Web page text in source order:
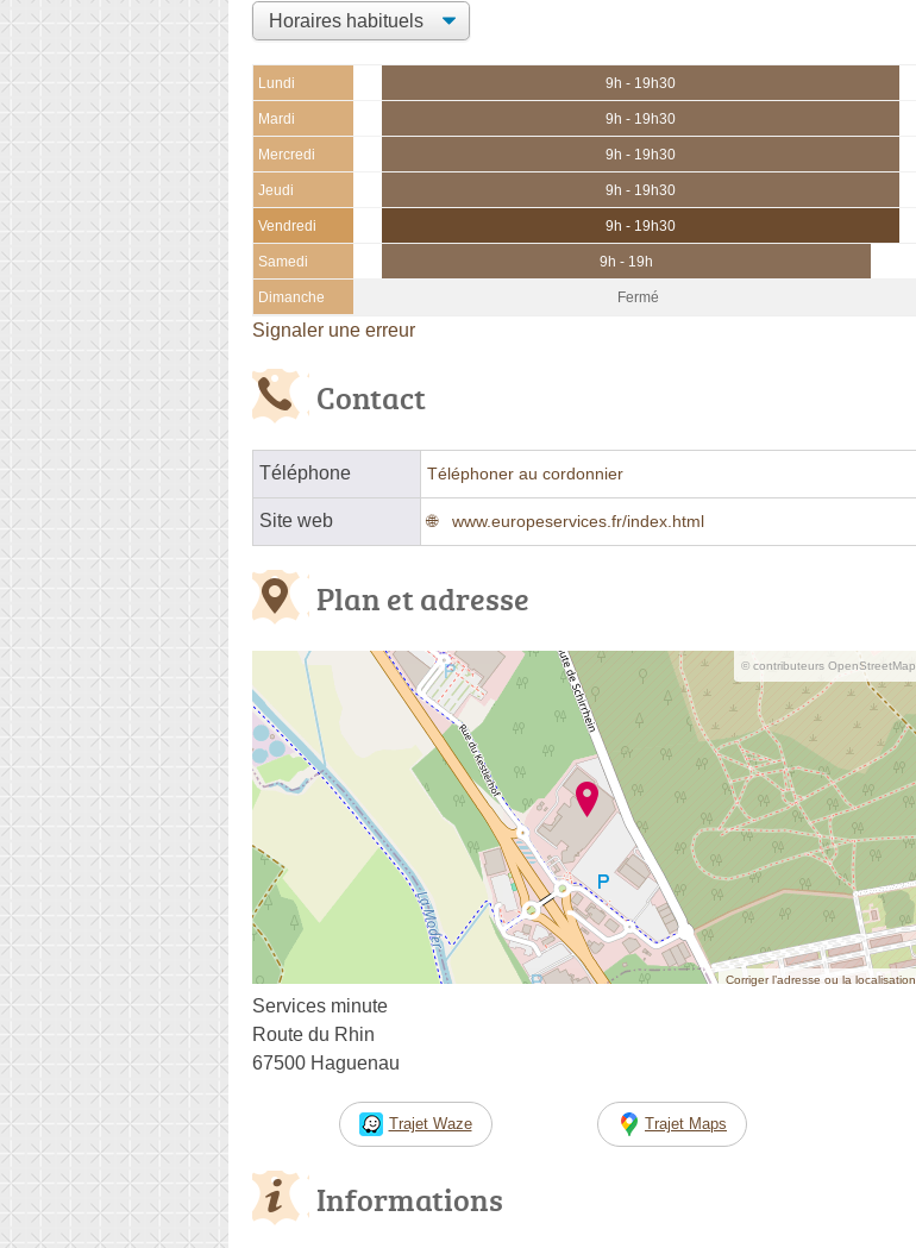
Lundi 9h - 19h30
Mardi 9h - 19h30
Mercredi 9h - 19h30
Jeudi 9h - 19h30
Vendredi 9h - 19h30
Samedi 9h - 19h
Dimanche Fermé
Signaler une erreur
Contact
Téléphone Téléphoner au cordonnier
Site web www.europeservices.fr/index.html
Plan et adresse
© contributeurs OpenStreetMap
Corriger l’adresse ou la localisation
Services minute
Route du Rhin
67500 Haguenau
Trajet Waze Trajet Maps
Informations